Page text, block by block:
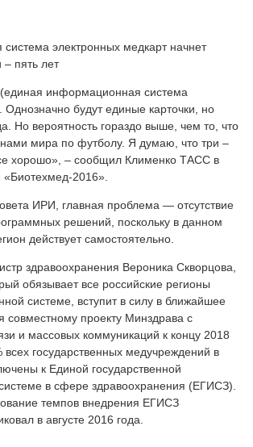
информационная система
Однозначно будут единые карточки, но
Но вероятность гораздо выше, чем то, что
мира по футболу. Я думаю, что три –
хорошо», – сообщил Клименко ТАСС в
2016».
ИРИ, главная проблема — отсутствие
решений, поскольку в данном
действует самостоятельно.
здравоохранения Вероника Скворцова,
обязывает все российские регионы
системе, вступит в силу в ближайшее
совместному проекту Минздрава с
и массовых коммуникаций к концу 2018
государственных медучреждений в
к Единой государственной
в сфере здравоохранения (ЕГИСЗ).
темпов внедрения ЕГИСЗ
в августе 2016 года.